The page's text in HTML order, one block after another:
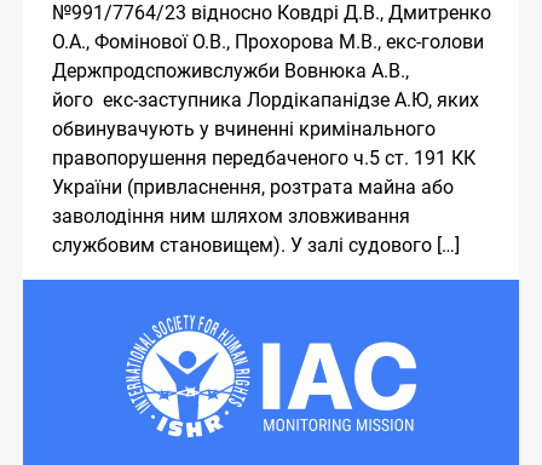
№991/7764/23 відносно Ковдрі Д.В., Дмитренко
О.А., Фомінової О.В., Прохорова М.В., екс-голови
Держпродспоживслужби Вовнюка А.В.,
його екс-заступника Лордікапанідзе А.Ю, яких
обвинувачують у вчиненні кримінального
правопорушення передбаченого ч.5 ст. 191 КК
України (привласнення, розтрата майна або
заволодіння ним шляхом зловживання
службовим становищем). У залі судового […]